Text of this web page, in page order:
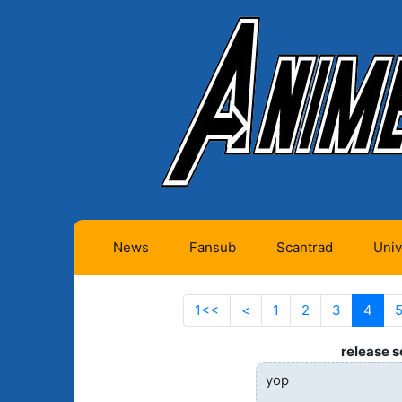
News Fansub
Animes en cours (1)
Animes terminés
Scantrad
Mangas en cours
Mangas en cours
1<< Aller à la première page
< Page précédente
1 2 3 4 5
release
yop